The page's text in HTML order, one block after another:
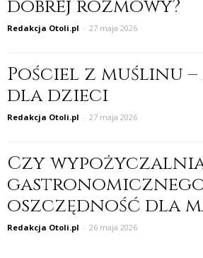
dobrej rozmowy?
Redakcja Otoli.pl - 27 maja 2026
Pościel z muślinu
dla dzieci
Redakcja Otoli.pl - 27 maja 2026
Czy
oszczędność dla
Redakcja Otoli.pl - 26 maja 2026